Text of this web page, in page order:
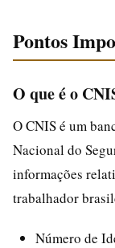
Pontos
O que é o
O CNIS é um
Nacional do
informações
trabalhador
Número de